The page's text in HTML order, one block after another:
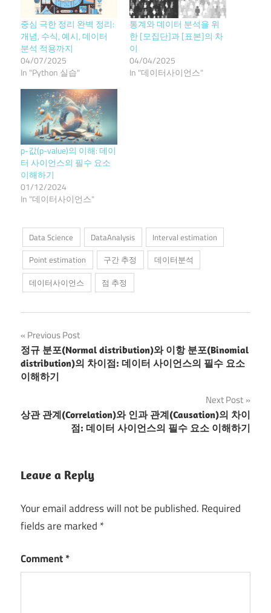
중심 극한 정리 완벽 정리:
개념, 수식, 예시, 데이터
분석 적용까지
04/07/2025
In "Python 실습"
통계와 데이터 분석을 위
한 [모집단]과 [표본]의 차
이
04/04/2025
In "데이터사이언스"
p-값(p-value)의 이해: 데이
터 사이언스의 필수 요소
이해하기
01/12/2024
In "데이터사이언스"
Data Science DataAnalysis
Interval estimation
Point estimation
구간 추정
데이터분석
데이터사이언스
점 추정
Post
navigation
Previous Post
정규 분포(Normal distribution)와 이항 분포(Binomial
distribution)의 차이점: 데이터 사이언스의 필수 요소
이해하기
Next Post
상관 관계(Correlation)와 인과 관계(Causation)의 차이
점: 데이터 사이언스의 필수 요소 이해하기
Leave a Reply
Your email address will not be published. Required
fields are marked *
Comment*